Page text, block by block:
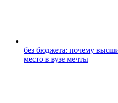
без бюджета: почему
место в вузе мечты